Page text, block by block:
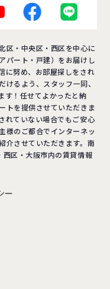
区・中央区・西区を中心に
パート・戸建）をお届けし
に努め、お部屋探しをされ
るよう、スタッフ一同、
す！任せてよかったと納
トを提供させていただきま
れていない場合でもご安心
様のご都合でインターネッ
介させていただきます。南
区・大阪市内の賃貸情報
ー